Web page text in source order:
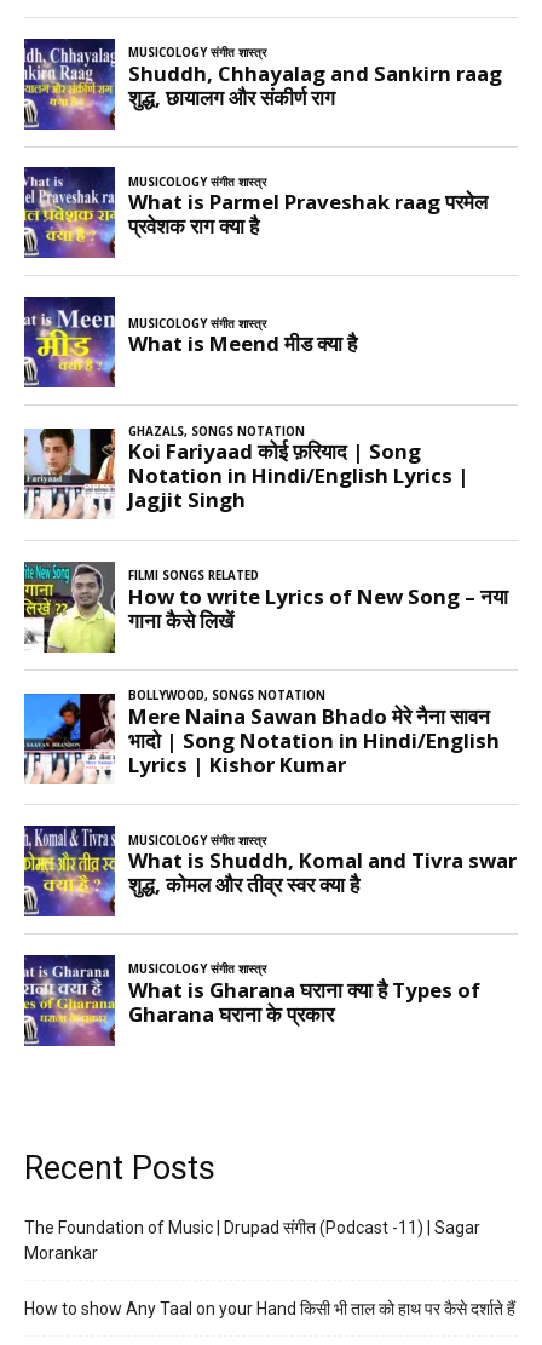
Recent Posts
The Foundation of Music | Drupad संगीत (Podcast -11) | Sagar
Morankar
How to show Any Taal on your Hand किसी भी ताल को हाथ पर कैसे दर्शाते हैं